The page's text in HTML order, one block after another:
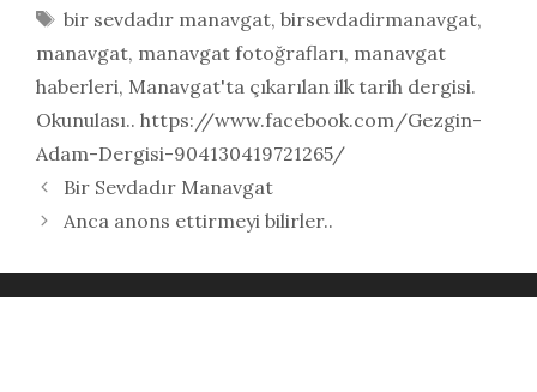
Etiketler
bir sevdadır manavgat, birsevdadirmanavgat,
manavgat, manavgat fotoğrafları, manavgat
haberleri, Manavgat'ta çıkarılan ilk tarih dergisi.
Okunulası.. https://www.facebook.com/Gezgin-
Adam-Dergisi-904130419721265/
Bir Sevdadır Manavgat
Anca anons ettirmeyi bilirler..